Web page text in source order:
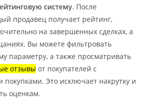
систему. После
продавец получает рейтинг,
на завершенных сделках, а
Вы можете фильтровать
параметру, а также просматривать
отзывы от покупателей с
Это исключает накрутку и
оценкам.